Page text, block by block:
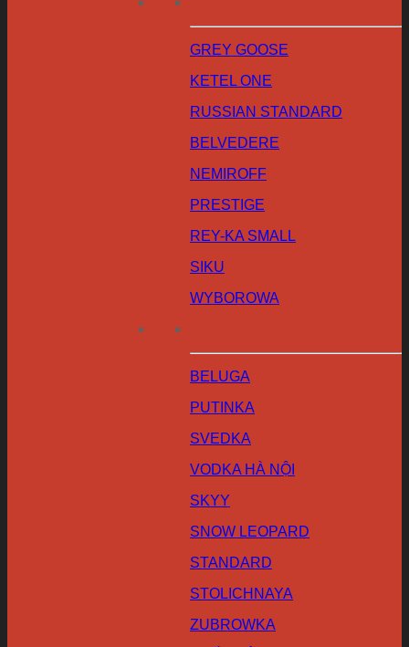
GREY GOOSE
KETEL ONE
RUSSIAN STANDARD
BELVEDERE
NEMIROFF
PRESTIGE
REY-KA SMALL
SIKU
WYBOROWA
BELUGA
PUTINKA
SVEDKA
VODKA HÀ NỘI
SKYY
SNOW LEOPARD
STANDARD
STOLICHNAYA
ZUBROWKA